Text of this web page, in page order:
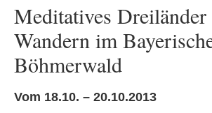
Meditatives
Wandern im
Böhmerwald
Vom 18.10. – 20.10.2013